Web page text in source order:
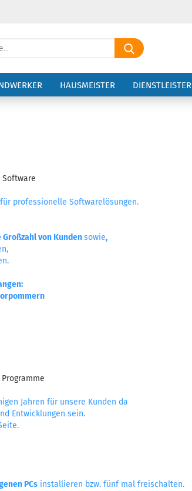
Suche...
HAUSMEISTER DIENSTLEISTER
für professionelle Softwarelösungen.
Großzahl von Kundensowie,
Jahren für unsere Kunden da
Entwicklungen sein.
PCs installieren bzw. fünf mal freischalten.